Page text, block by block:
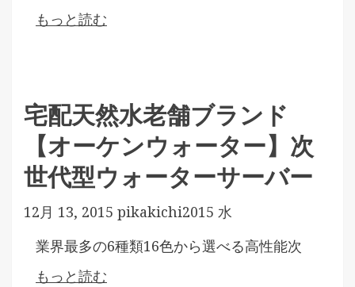
もっと読む
宅配天然水老舗ブランド
【オーケンウォーター】次
世代型ウォーターサーバー
12月 13, 2015 pikakichi2015 水
業界最多の6種類16色から選べる高性能次
もっと読む